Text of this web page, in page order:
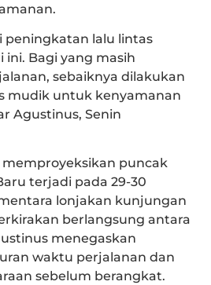
peningkatan lalu lintas
Bagi yang masih
sebaiknya dilakukan
mudik untuk kenyamanan
Agustinus, Senin
puncak
terjadi pada 29-30
lonjakan kunjungan
berlangsung antara
menegaskan
waktu perjalanan dan
sebelum berangkat.